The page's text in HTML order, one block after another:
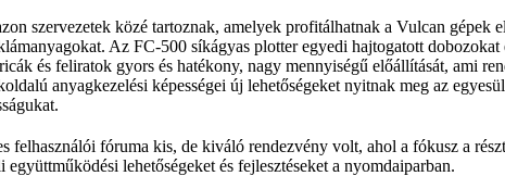
szervezetek közé tartoznak, amelyek profitálhatnak a Vulcan
Az FC-500 síkágyas plotter egyedi hajtogatott
és feliratok gyors és hatékony, nagy mennyiségű előállítását, ami
anyagkezelési képességei új lehetőségeket nyitnak meg az
fóruma kis, de kiváló rendezvény volt, ahol a fókusz a
lehetőségeket és fejlesztéseket a nyomdaiparban.